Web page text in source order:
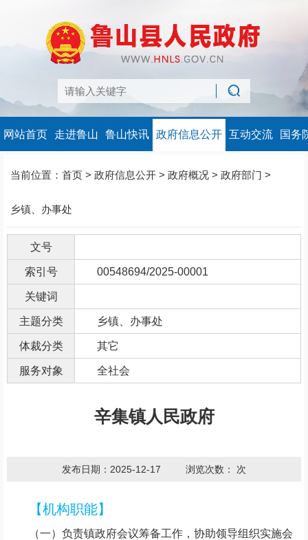
网站首页 走进鲁山 鲁山快讯 政府信息公开 互动交流 国务
当前位置： 首页 > 政府信息公开 > 政府概况 > 政府部门 >
乡镇、办事处
文号
索引号 00548694/2025-00001
关键词
主题分类 乡镇、办事处
体裁分类 其它
服务对象 全社会
辛集镇人民政府
发布日期：2025-12-17 浏览次数： 次
【机构职能】
（一）负责镇政府会议筹备工作，协助领导组织实施会